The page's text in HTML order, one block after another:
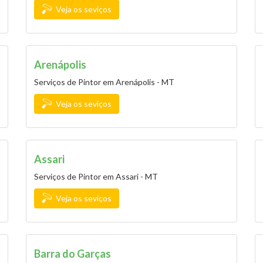
Veja os seviços
Arenápolis
Serviços de Pintor em Arenápolis - MT
Veja os seviços
Assari
Serviços de Pintor em Assari - MT
Veja os seviços
Barra do Garças